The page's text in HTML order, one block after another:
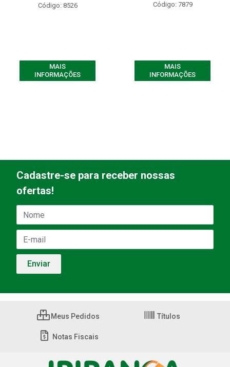
Código: 8526
MAIS
INFORMAÇÕES
Código: 7879
MAIS
INFORMAÇÕES
Cadastre-se para receber nossas
ofertas!
Meus Pedidos Títulos
Notas Fiscais